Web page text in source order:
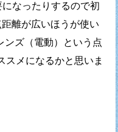
なったりするので初
離が広いほうが使い
ンズ（電動）という点
スメになるかと思いま